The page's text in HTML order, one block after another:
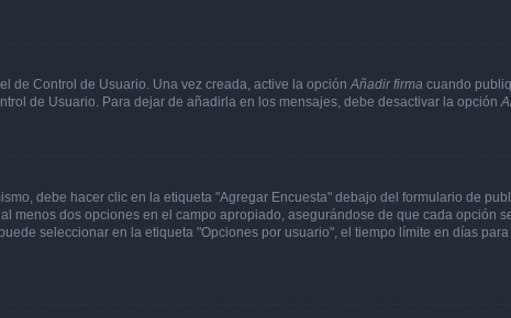
de Control de Usuario. Una vez creada, active la opciónAñadir firma cuando
de Usuario. Para dejar de añadirla en los mensajes, debe desactivar la opción
debe hacer clic en la etiqueta "Agregar Encuesta" debajo del formulario de
menos dos opciones en el campo apropiado, asegurándose de que cada opción
seleccionar en la etiqueta "Opciones por usuario", el tiempo límite en días